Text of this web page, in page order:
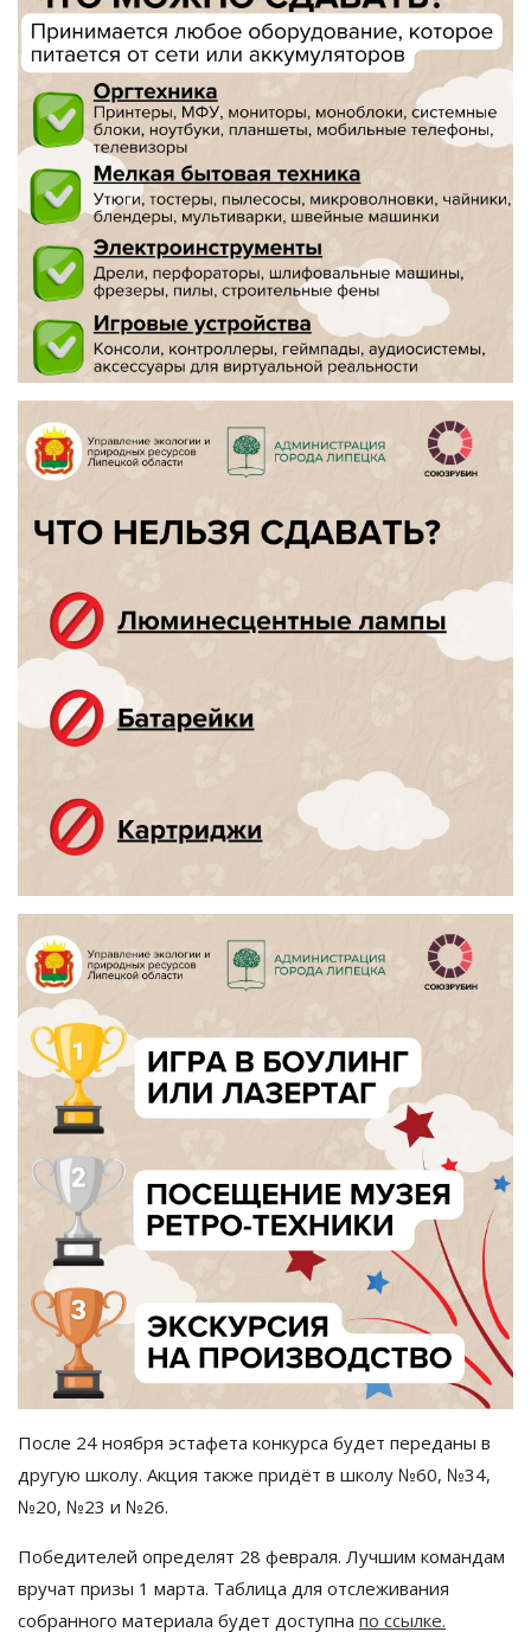
После 24 ноября эстафета конкурса будет переданы в
другую школу. Акция также придёт в школу №60, №34,
№20, №23 и №26.
Победителей определят 28 февраля. Лучшим командам
вручат призы 1 марта. Таблица для отслеживания
собранного материала будет доступна по ссылке.